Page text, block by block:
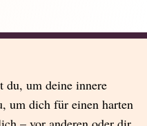
du, um deine innere
um dich für einen harten